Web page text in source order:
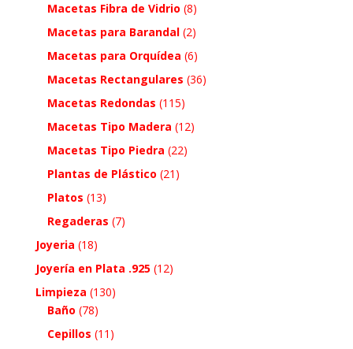
Macetas Fibra de Vidrio (8)
Macetas para Barandal (2)
Macetas para Orquídea (6)
Macetas Rectangulares (36)
Macetas Redondas (115)
Macetas Tipo Madera (12)
Macetas Tipo Piedra (22)
Plantas de Plástico (21)
Platos (13)
Regaderas (7)
Joyeria (18)
Joyería en Plata .925 (12)
Limpieza (130)
Baño (78)
Cepillos (11)